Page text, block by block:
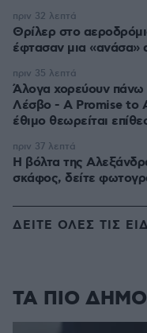
Θρίλερ στο
έφτασαν μια «ανάσα»
πριν 32 λεπτά
Άλογα χορεύουν πάνω
Λέσβο - A Promise to
έθιμο θεωρείται
πριν 35 λεπτά
Η βόλτα της
σκάφος, δείτε
πριν 37 λεπτά
ΔΕΙΤΕ ΟΛΕΣ ΤΙΣ
ΤΑ ΠΙΟ